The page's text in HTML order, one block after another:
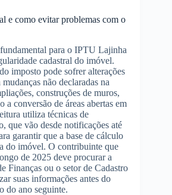
e como evitar problemas com o
para o IPTU Lajinha
cadastral do imóvel.
imposto pode sofrer alterações
não declaradas na
construções de muros,
a conversão de áreas abertas em
utiliza técnicas de
que vão desde notificações até
garantir que a base de cálculo
do imóvel. O contribuinte que
de 2025 deve procurar a
Finanças ou o setor de Cadastro
suas informações antes do
do ano seguinte.